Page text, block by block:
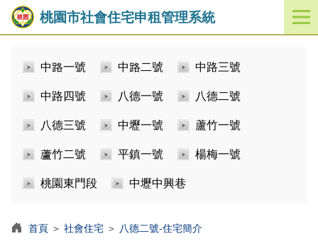
桃園市社會住宅申租管理系統
開
啟
中路一號 中路二號 中路三號
中路四號 八德一號 八德二號
八德三號 中壢一號 蘆竹一號
蘆竹二號 平鎮一號 楊梅一號
桃園東門段 中壢中興巷
首頁 ＞ 社會住宅 ＞ 八德二號-住宅簡介